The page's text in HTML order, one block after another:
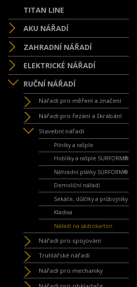
TITAN LINE
AKU NÁŘADÍ
ZAHRADNÍ NÁŘADÍ
ELEKTRICKÉ NÁŘADÍ
RUČNÍ NÁŘADÍ
Nářadí pro měření a značení
Nářadí pro řezání a škrábání
Stavební nářadí
Pilníky a rašple
Hoblíky a rašple SURFORM®
Náhradní plátky SURFORM®
Demoliční nářadí
Sekáče, důlčíky a průbojníky
Kladiva
Nářadí na sádrokarton
Nářadí pro spojování
Truhlářské nářadí
Nářadí pro mechaniky